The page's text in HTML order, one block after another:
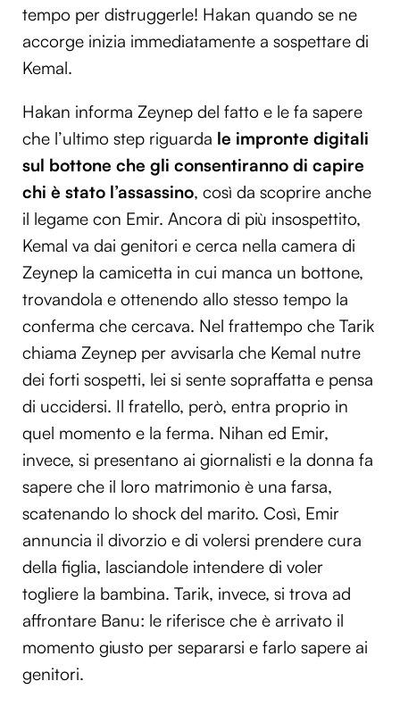
tempo per distruggerle! Hakan quando se ne
accorge inizia immediatamente a sospettare di
Kemal.
Hakan informa Zeynep del fatto e le fa sapere
che l’ultimo step riguarda le impronte digitali
sul bottone che gli consentiranno di capire
chi è stato l’assassino, così da scoprire anche
il legame con Emir. Ancora di più insospettito,
Kemal va dai genitori e cerca nella camera di
Zeynep la camicetta in cui manca un bottone,
trovandola e ottenendo allo stesso tempo la
conferma che cercava. Nel frattempo che Tarik
chiama Zeynep per avvisarla che Kemal nutre
dei forti sospetti, lei si sente sopraffatta e pensa
di uccidersi. Il fratello, però, entra proprio in
quel momento e la ferma. Nihan ed Emir,
invece, si presentano ai giornalisti e la donna fa
sapere che il loro matrimonio è una farsa,
scatenando lo shock del marito. Così, Emir
annuncia il divorzio e di volersi prendere cura
della figlia, lasciandole intendere di voler
togliere la bambina. Tarik, invece, si trova ad
affrontare Banu: le riferisce che è arrivato il
momento giusto per separarsi e farlo sapere ai
genitori.